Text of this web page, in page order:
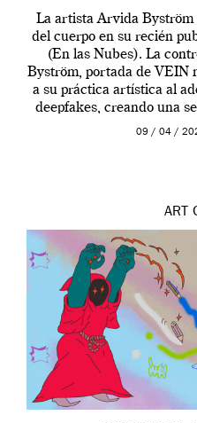
La artista Arvida Byström
del cuerpo en su recién
(En las Nubes). La
Byström, portada de VEIN
a su práctica artística al
deepfakes, creando una
09 / 04 /
ART